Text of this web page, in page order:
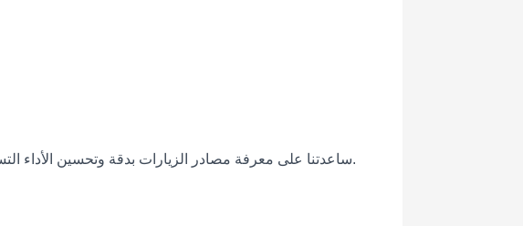
استخدمنا رموز QR في الإعلانات لتوجيه العملاء إلى صفحات العروض. ميزة تتبع UTM ساعدتنا على معرفة مصادر الزيارات بدقة وتحسين الأداء التسويقي.